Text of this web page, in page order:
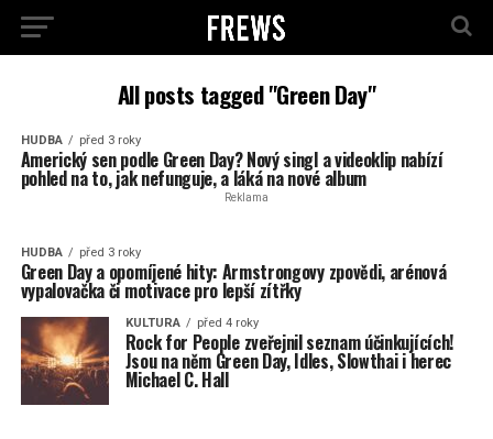
All posts tagged "Green Day"
HUDBA před 3 roky
Americký sen podle Green Day? Nový singl a videoklip nabízí
pohled na to, jak nefunguje, a láká na nové album
Reklama
HUDBA před 3 roky
Green Day a opomíjené hity: Armstrongovy zpovědi, arénová
vypalovačka či motivace pro lepší zítřky
KULTURA před 4 roky
Rock for People zveřejnil seznam účinkujících!
Jsou na něm Green Day, Idles, Slowthai i herec
Michael C. Hall